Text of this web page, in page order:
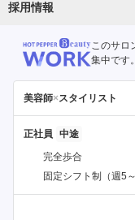
採用情報
このサロ
集中です。
美容師×スタイリスト
正社員
完全歩合
固定シフト制（週5